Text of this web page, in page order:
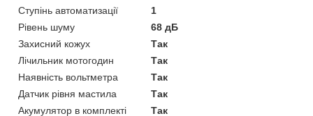
Ступінь автоматизації
1
Рівень шуму
68 дБ
Захисний кожух
Так
Лічильник мотогодин
Так
Наявність вольтметра
Так
Датчик рівня мастила
Так
Акумулятор в комплекті
Так